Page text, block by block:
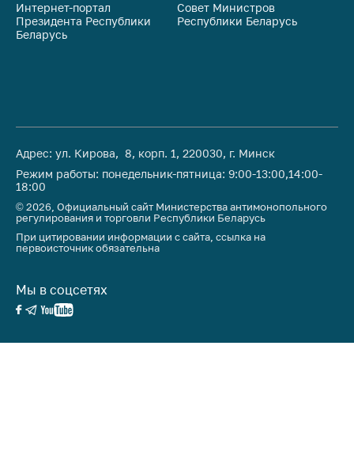
Интернет-портал
Президента Республики
Беларусь
Совет Министров
Республики Беларусь
Адрес: ул. Кирова, 8, корп. 1, 220030, г. Минск
Режим работы: понедельник-пятница: 9:00-13:00,14:00-
18:00
© 2026, Официальный сайт Министерства антимонопольного
регулирования и торговли Республики Беларусь
При цитировании информации с сайта, ссылка на
первоисточник обязательна
Мы в соцсетях